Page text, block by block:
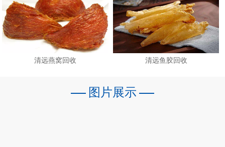
清远燕窝回收 清远鱼胶回收
图片展示